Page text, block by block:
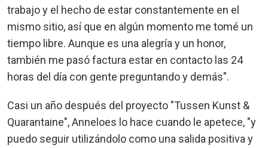
trabajo y el hecho de estar constantemente en el
mismo sitio, así que en algún momento me tomé un
tiempo libre. Aunque es una alegría y un honor,
también me pasó factura estar en contacto las 24
horas del día con gente preguntando y demás".
Casi un año después del proyecto "Tussen Kunst &
Quarantaine", Anneloes lo hace cuando le apetece, "y
puedo seguir utilizándolo como una salida positiva y